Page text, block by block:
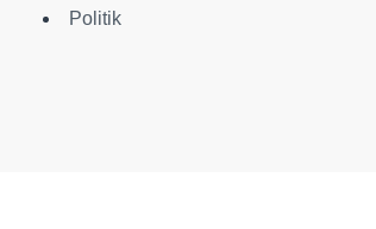
Politik